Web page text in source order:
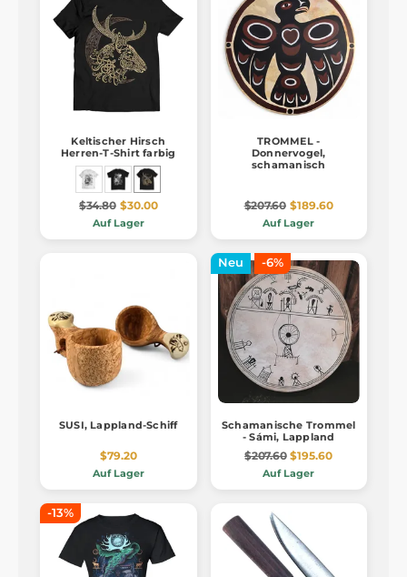
Keltischer Hirsch
Herren-T-Shirt farbig
$34.80 $30.00
Auf Lager
TROMMEL -
Donnervogel,
schamanisch
$207.60 $189.60
Auf Lager
SUSI, Lappland-Schiff
$79.20
Auf Lager
Neu -6%
Schamanische Trommel
- Sámi, Lappland
$207.60 $195.60
Auf Lager
-13%